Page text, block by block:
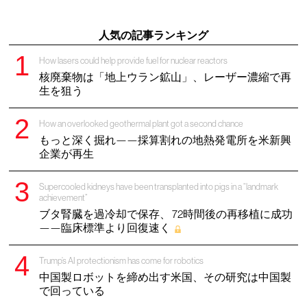
人気の記事ランキング
How lasers could help provide fuel for nuclear reactors
核廃棄物は「地上ウラン鉱山」、レーザー濃縮で再
生を狙う
How an overlooked geothermal plant got a second chance
もっと深く掘れ——採算割れの地熱発電所を米新興
企業が再生
Supercooled kidneys have been transplanted into pigs in a “landmark
achievement”
ブタ腎臓を過冷却で保存、 72時間後の再移植に成功
——臨床標準より回復速く
Trump’s AI protectionism has come for robotics
中国製ロボットを締め出す米国、その研究は中国製
で回っている